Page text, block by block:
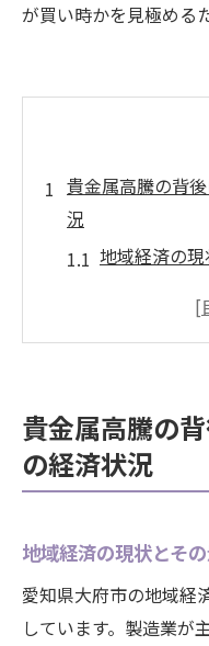
が買い時かを見極める
貴金属高騰の背
況
地域経済の
貴金属市場
貴金属高騰
愛知県大府市で
供給制限がも
国際情勢と
投資家心理
貴金属高騰の
の経済状況
地域経済の現状とそ
愛知県大府市の地域経
しています。製造業が